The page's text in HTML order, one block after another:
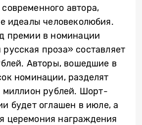
автора,
идеалы человеколюбия.
премии в номинации
проза» составляет
Авторы, вошедшие в
номинации, разделят
миллион рублей. Шорт-
будет оглашен в июле, а
церемония награждения